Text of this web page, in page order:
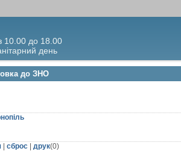
10.00 до 18.00
день
до ЗНО
сброс друк(0)